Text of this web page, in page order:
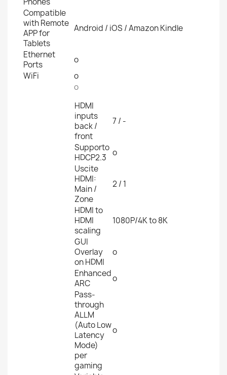
Compatible
with Remote
APP for
Tablets
Android / iOS / Amazon Kindle
Ethernet
Ports
o
WiFi
o
o
HDMI
inputs
back /
front
7 / -
Supporto
HDCP2.3
o
Uscite
HDMI:
Main /
Zone
2 / 1
HDMI to
HDMI
scaling
1080P/4K to 8K
GUI
Overlay
on HDMI
o
Enhanced
ARC
o
Pass-
through
ALLM
(Auto Low
Latency
Mode)
per
gaming
o